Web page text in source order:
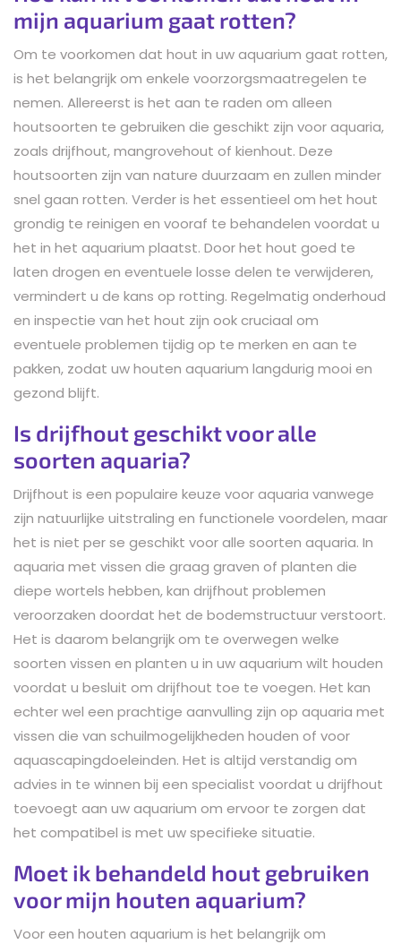
mijn aquarium gaat rotten?
Om te voorkomen dat hout in uw aquarium gaat rotten,
is het belangrijk om enkele voorzorgsmaatregelen te
nemen. Allereerst is het aan te raden om alleen
houtsoorten te gebruiken die geschikt zijn voor aquaria,
zoals drijfhout, mangrovehout of kienhout. Deze
houtsoorten zijn van nature duurzaam en zullen minder
snel gaan rotten. Verder is het essentieel om het hout
grondig te reinigen en vooraf te behandelen voordat u
het in het aquarium plaatst. Door het hout goed te
laten drogen en eventuele losse delen te verwijderen,
vermindert u de kans op rotting. Regelmatig onderhoud
en inspectie van het hout zijn ook cruciaal om
eventuele problemen tijdig op te merken en aan te
pakken, zodat uw houten aquarium langdurig mooi en
gezond blijft.
Is drijfhout geschikt voor alle
soorten aquaria?
Drijfhout is een populaire keuze voor aquaria vanwege
zijn natuurlijke uitstraling en functionele voordelen, maar
het is niet per se geschikt voor alle soorten aquaria. In
aquaria met vissen die graag graven of planten die
diepe wortels hebben, kan drijfhout problemen
veroorzaken doordat het de bodemstructuur verstoort.
Het is daarom belangrijk om te overwegen welke
soorten vissen en planten u in uw aquarium wilt houden
voordat u besluit om drijfhout toe te voegen. Het kan
echter wel een prachtige aanvulling zijn op aquaria met
vissen die van schuilmogelijkheden houden of voor
aquascapingdoeleinden. Het is altijd verstandig om
advies in te winnen bij een specialist voordat u drijfhout
toevoegt aan uw aquarium om ervoor te zorgen dat
het compatibel is met uw specifieke situatie.
Moet ik behandeld hout gebruiken
voor mijn houten aquarium?
Voor een houten aquarium is het belangrijk om